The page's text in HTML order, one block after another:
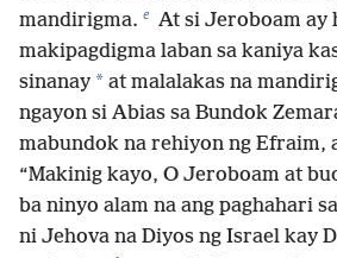
mandirigma. e At si Jeroboam ay
makipagdigma laban sa kaniya
sinanay * at malalakas na
ngayon si Abias sa Bundok
mabundok na rehiyon ng Efraim,
“Makinig kayo, O Jeroboam at
ba ninyo alam na ang paghahari
ni Jehova na Diyos ng Israel kay